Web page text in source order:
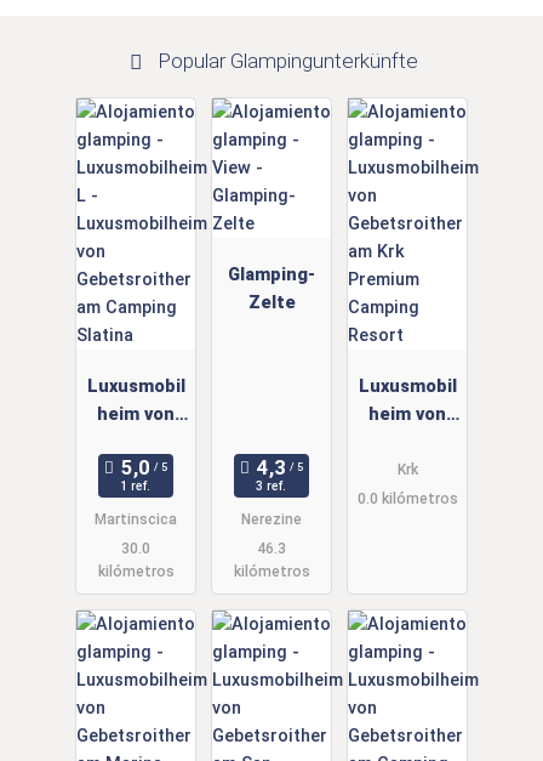
Popular Glampingunterkünfte
Luxusmobil
heim von
er am
Camping
Slatina
1 ref.
Martinscica
30.0
kilómetros
Glamping-
Zelte
3 ref.
Nerezine
46.3
kilómetros
Luxusmobil
heim von
er am Krk
Premium
Krk
0.0 kilómetros